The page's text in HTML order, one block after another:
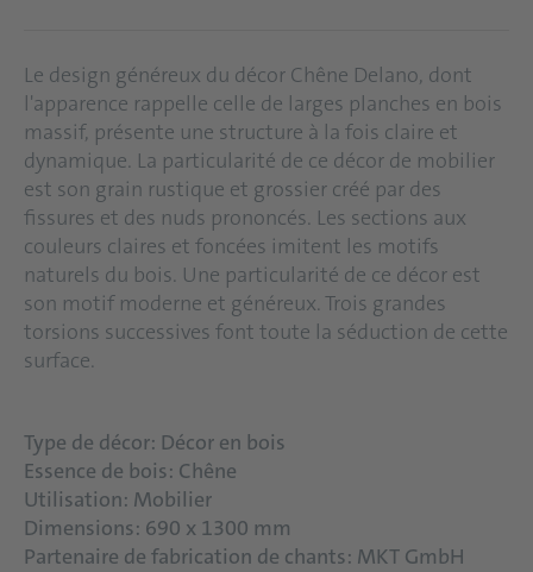
Le design généreux du décor Chêne Delano, dont
l'apparence rappelle celle de larges planches en bois
massif, présente une structure à la fois claire et
dynamique. La particularité de ce décor de mobilier
est son grain rustique et grossier créé par des
fissures et des nuds prononcés. Les sections aux
couleurs claires et foncées imitent les motifs
naturels du bois. Une particularité de ce décor est
son motif moderne et généreux. Trois grandes
torsions successives font toute la séduction de cette
surface.
Type de décor: Décor en bois
Essence de bois: Chêne
Utilisation: Mobilier
Dimensions: 690 x 1300 mm
Partenaire de fabrication de chants: MKT GmbH